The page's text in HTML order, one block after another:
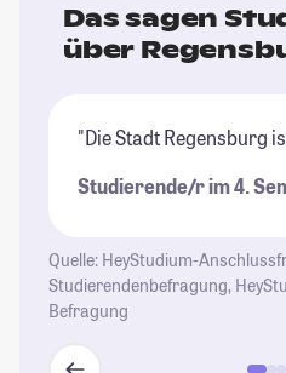
Das sagen
über
"Die Stadt Regensburg
Studierende/r im 4.
Quelle: HeyStudium-
Studierendenbefragung,
Befragung